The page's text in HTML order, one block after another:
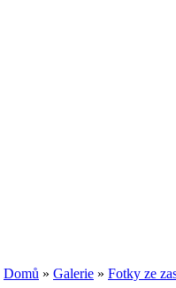
Domů » Galerie » Fotky ze